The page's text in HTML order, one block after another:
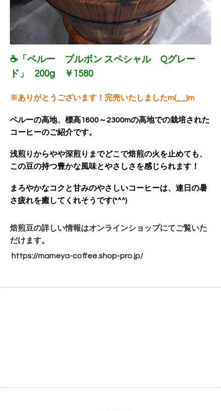
☕「ペルー ブルボン スペシャル Qグレー
ド」
200g ￥1580
※ありがとうございます！完売いたしましたm(__)m
ペルーの高地、標高1600～2300mの高地での栽培された
コーヒーのご紹介です。
浅煎りからやや深煎りまでどこで焙煎の火を止めても、
この豆の持つ豊かな風味とやさしさを感じられます！
まろやかなコクと甘みのやさしいコーヒーは、連日の暑
さ疲れを癒してくれそうです(*^^)
焙煎豆の詳しい情報はオンラインショップにてご覧いた
だけます。
https://mameya-coffee.shop-pro.jp/